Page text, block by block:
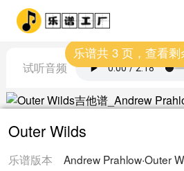
试听音频
乐谱共 3页，查看剩
Outer Wilds
乐谱版本 Andrew Prahlow·Outer Wilds -